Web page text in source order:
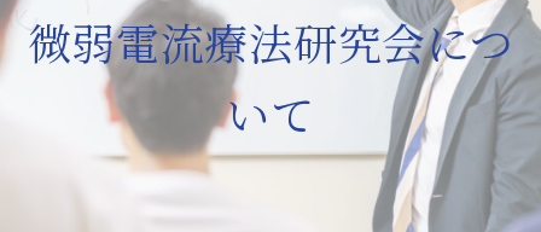
微弱電流の活用事例
症例集
NEUBOX（ニューボックス）によるぎっく
り腰の治療
膝の痛みに対して確かな改善方法を提供する
微弱電流療法研究会につ
いて